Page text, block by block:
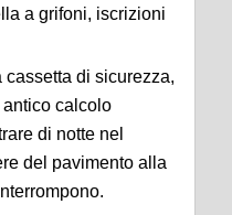
a grifoni, iscrizioni
di sicurezza,
antico calcolo
di notte nel
del pavimento alla